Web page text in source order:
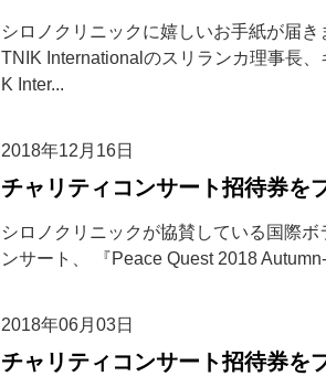
シロノクリニックに嬉しいお手紙が届
TNIK Internationalのスリランカ理事長
K Inter...
2018年12月16日
チャリティコンサート招待券を
シロノクリニックが協賛している国際
ンサート、 『Peace Quest 2018
2018年06月03日
チャリティコンサート招待券を